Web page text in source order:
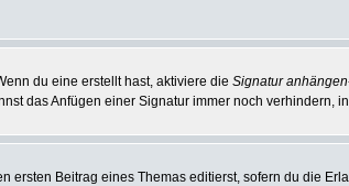
du eine erstellt hast, aktiviere die Signatur anhängen
das Anfügen einer Signatur immer noch verhindern,
ersten Beitrag eines Themas editierst, sofern du die